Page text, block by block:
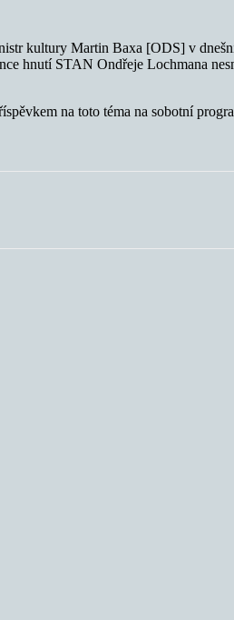
kultury Martin Baxa [ODS] v
hnutí STAN Ondřeje Lochmana
na toto téma na sobotní